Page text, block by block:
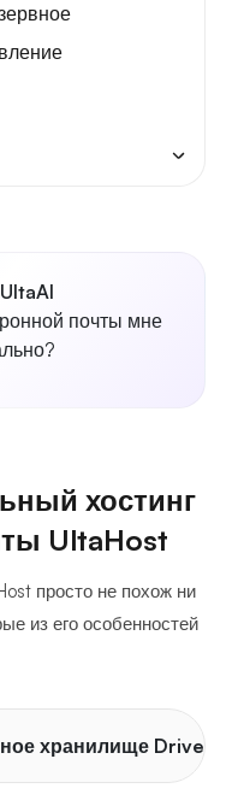
почты мне
хостинг
UltaHost
просто не похож ни
из его особенностей
хранилище Drive